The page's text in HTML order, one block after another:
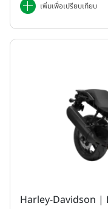
เพิ่มเพื่อเปรียบเทียบ
Harley-Davidson |